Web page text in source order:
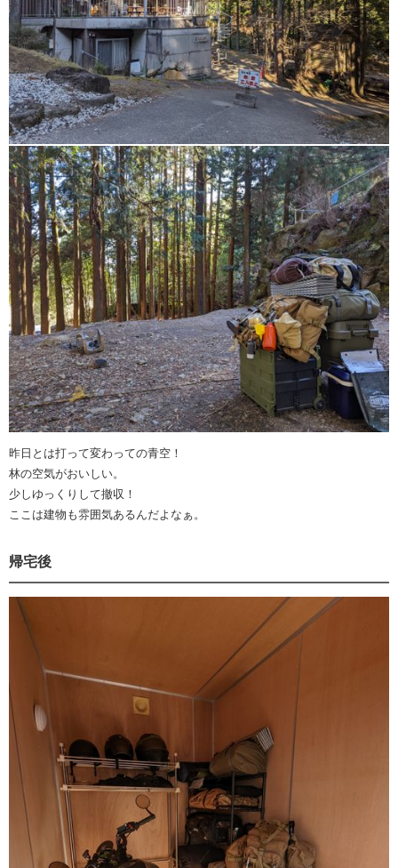
昨日とは打って変わっての青空！
林の空気がおいしい。
少しゆっくりして撤収！
ここは建物も雰囲気あるんだよなぁ。
帰宅後